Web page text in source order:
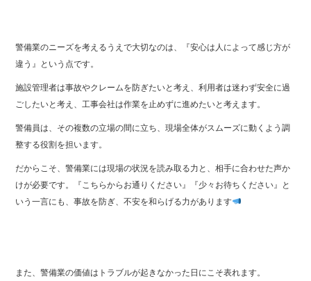
警備業のニーズを考えるうえで大切なのは、『安心は人によって感じ方が
違う』という点です。
施設管理者は事故やクレームを防ぎたいと考え、利用者は迷わず安全に過
ごしたいと考え、工事会社は作業を止めずに進めたいと考えます。
警備員は、その複数の立場の間に立ち、現場全体がスムーズに動くよう調
整する役割を担います。
だからこそ、警備業には現場の状況を読み取る力と、相手に合わせた声か
けが必要です。『こちらからお通りください』『少々お待ちください』と
いう一言にも、事故を防ぎ、不安を和らげる力があります
また、警備業の価値はトラブルが起きなかった日にこそ表れます。